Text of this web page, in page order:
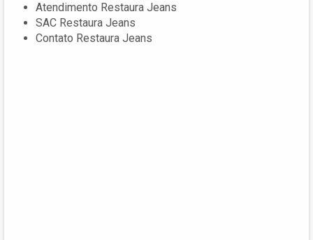
Atendimento Restaura Jeans
SAC Restaura Jeans
Contato Restaura Jeans